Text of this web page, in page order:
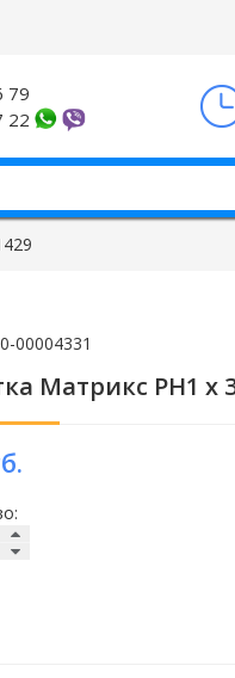
79
22
00004331
Матрикс PH1 x